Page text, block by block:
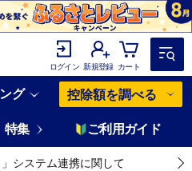
ログイン 新規登録 カート
グ 控除額を調べる
特集 ご利用ガイド
」システム連携に関して